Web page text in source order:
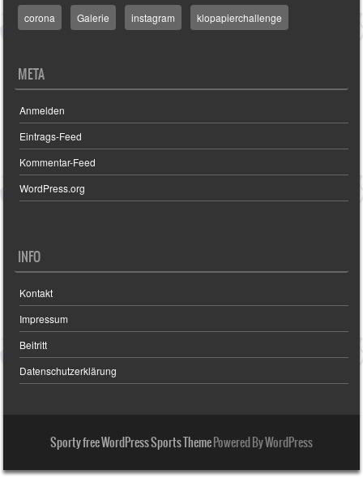
corona Galerie instagram klopapierchallenge
META
Anmelden
Eintrags-Feed
Kommentar-Feed
WordPress.org
INFO
Kontakt
Impressum
Beitritt
Datenschutzerklärung
Sporty free WordPress Sports ThemePowered By WordPress